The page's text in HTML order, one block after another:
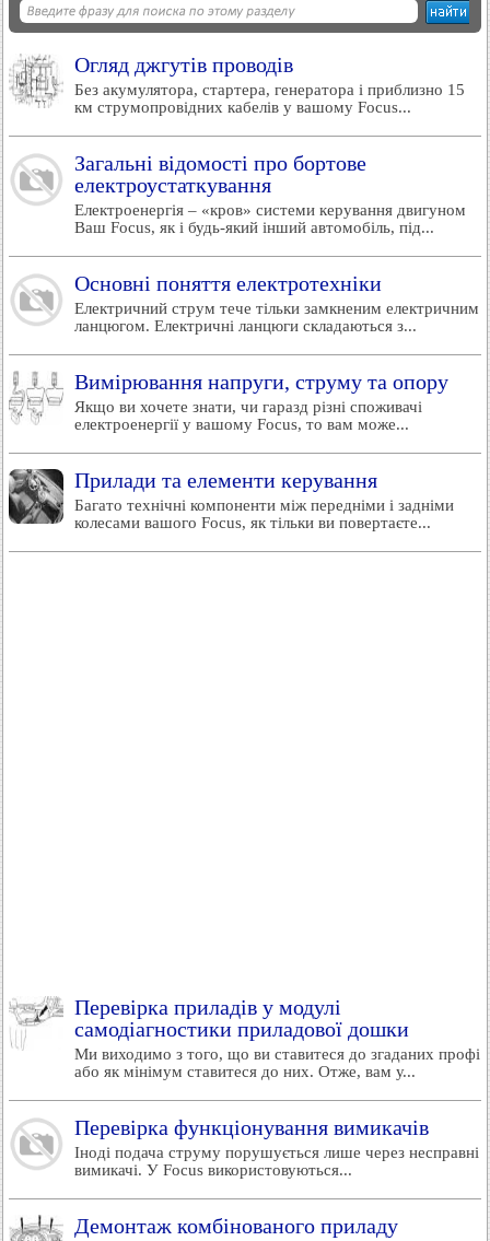
Огляд джгутів проводів
Без акумулятора, стартера, генератора і приблизно 15
км струмопровідних кабелів у вашому Focus...
Загальні відомості про бортове
електроустаткування
Електроенергія – «кров» системи керування двигуном
Ваш Focus, як і будь-який інший автомобіль, під...
Основні поняття електротехніки
Електричний струм тече тільки замкненим електричним
ланцюгом. Електричні ланцюги складаються з...
Вимірювання напруги, струму та опору
Якщо ви хочете знати, чи гаразд різні споживачі
електроенергії у вашому Focus, то вам може...
Прилади та елементи керування
Багато технічні компоненти між передніми і задніми
колесами вашого Focus, як тільки ви повертаєте...
Перевірка приладів у модулі
самодіагностики приладової дошки
Ми виходимо з того, що ви ставитеся до згаданих профі
або як мінімум ставитеся до них. Отже, вам у...
Перевірка функціонування вимикачів
Іноді подача струму порушується лише через несправні
вимикачі. У Focus використовуються...
Демонтаж комбінованого приладу